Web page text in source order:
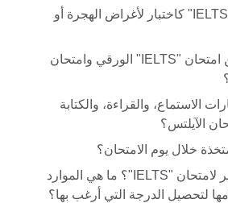
لماذا تختار امتحان "IELTS" كاختبار لأغراض الهجرة أو
ما هي الفروقات بين امتحان "IELTS" الورقي وامتحان
الاستماع، والقراءة، والكتابة
الآيلتس؟
خلال يوم الامتحان؟
كيف يمكنني التحضير لامتحان "IELTS"؟ ما هي الموارد
لتحصيل الدرجة التي أرغب بها؟